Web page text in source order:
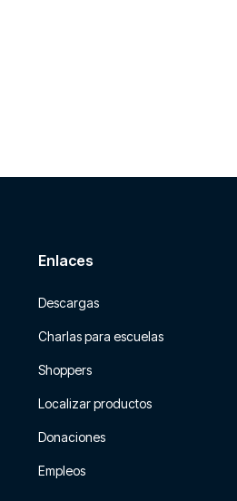
Enlaces
Descargas
Charlas para escuelas
Shoppers
Localizar productos
Donaciones
Empleos